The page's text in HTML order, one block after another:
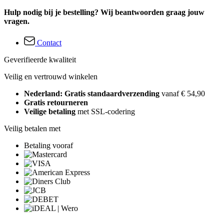
Hulp nodig bij je bestelling? Wij beantwoorden graag jouw
vragen.
Contact
Geverifieerde kwaliteit
Veilig en vertrouwd winkelen
Nederland: Gratis standaardverzending vanaf € 54,90
Gratis retourneren
Veilige betaling met SSL-codering
Veilig betalen met
Betaling vooraf